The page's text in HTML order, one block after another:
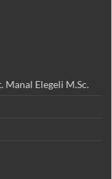
Manal Elegeli M.Sc.